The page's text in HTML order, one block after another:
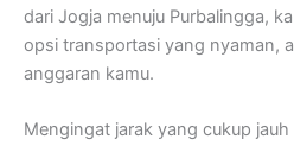
dari Jogja menuju Purbalingga,
opsi transportasi yang nyaman,
anggaran kamu.
Mengingat jarak yang cukup